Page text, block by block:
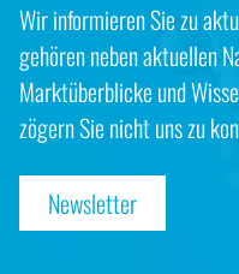
Wir informieren Sie zu
gehören neben aktuellen
Marktüberblicke und
zögern Sie nicht uns zu
Newsletter